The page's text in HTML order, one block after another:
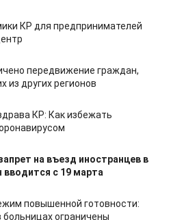
КР для предпринимателей
передвижение граждан,
из других регионов
КР: Как избежать
на въезд иностранцев в
с 19 марта
повышенной готовности:
ограничены